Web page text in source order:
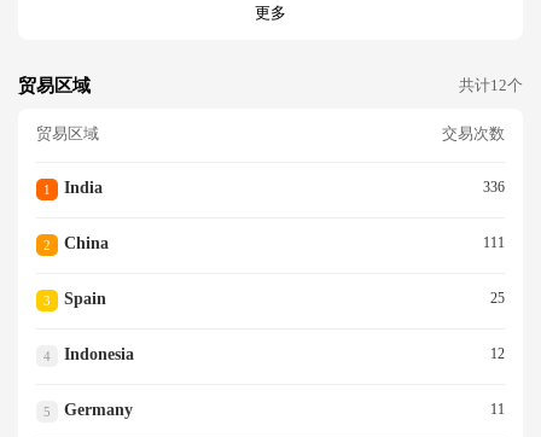
更多
贸易区域 共计12个
贸易区域 交易次数
1 India 336
2 China 111
3 Spain 25
4 Indonesia 12
5 Germany 11